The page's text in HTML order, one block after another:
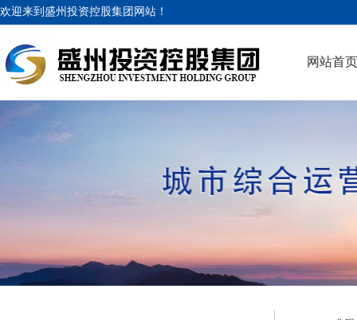
欢迎来到盛州投资控股集团网站！
网站首页